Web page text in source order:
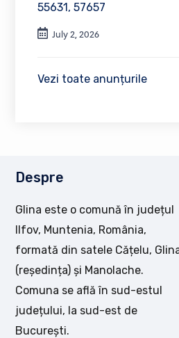
55631, 57657
July 2, 2026
Vezi toate anunțurile
Despre
Glina este o comună în județul
Ilfov, Muntenia, România,
formată din satele Cățelu,
(reședința) și Manolache.
Comuna se află în sud-estul
județului, la sud-est de
București.